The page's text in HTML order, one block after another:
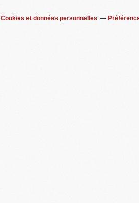
Cookies et données personnelles